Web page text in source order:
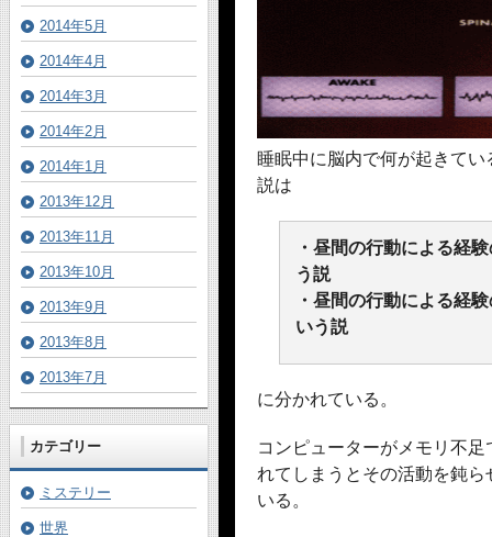
睡眠中に脳内で何が起きて
説は
・昼間の行動による経
う説
・昼間の行動による経
いう説
に分かれている。
コンピューターがメモリ不
れてしまうとその活動を鈍
いる。
2014年5月
2014年4月
2014年3月
2014年2月
2014年1月
2013年12月
2013年11月
2013年10月
2013年9月
2013年8月
2013年7月
カテゴリー
ミステリー
世界